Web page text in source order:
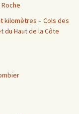
kilomètres – Cols des
du Haut de la Côte